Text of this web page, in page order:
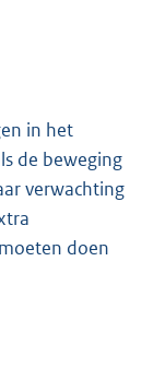
in het
de beweging
verwachting
doen